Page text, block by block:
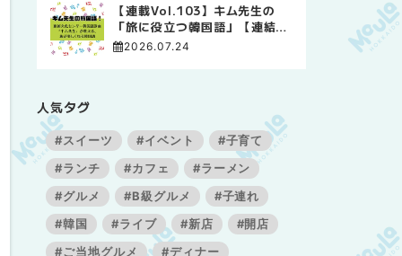
【連載Vol.103】キム先生の
「旅に役立つ韓国語」【連結語
尾について その3】
2026.07.24
人気タグ
#スイーツ #イベント
#子育て
#ランチ
#カフェ
#ラーメン
#グルメ
#B級グルメ
#子連れ
#韓国
#ライブ #新店
#開店
#ご当地グルメ
#ディナー